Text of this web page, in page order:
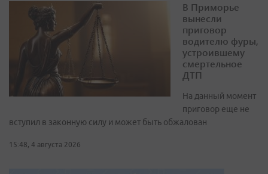
В Приморье
вынесли
приговор
водителю фуры,
устроившему
смертельное
ДТП
На данный момент
приговор еще не
вступил в законную силу и может быть обжалован
15:48, 4 августа 2026